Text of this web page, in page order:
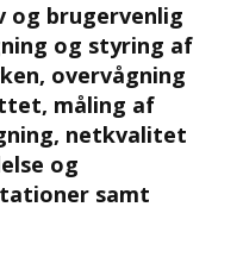
og brugervenlig
og styring af
overvågning
måling af
netkvalitet
og
samt